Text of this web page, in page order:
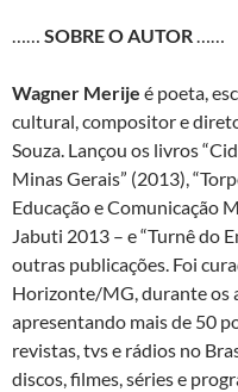
…… SOBRE O AUTOR……
Wagner Merije é poeta,
cultural, compositor e
Souza. Lançou os livros
Minas Gerais” (2013),
Educação e Comunicação
Jabuti 2013 – e “Turnê do
outras publicações. Foi
Horizonte/MG, durante os
apresentando mais de 50
revistas, tvs e rádios no
discos, filmes, séries e